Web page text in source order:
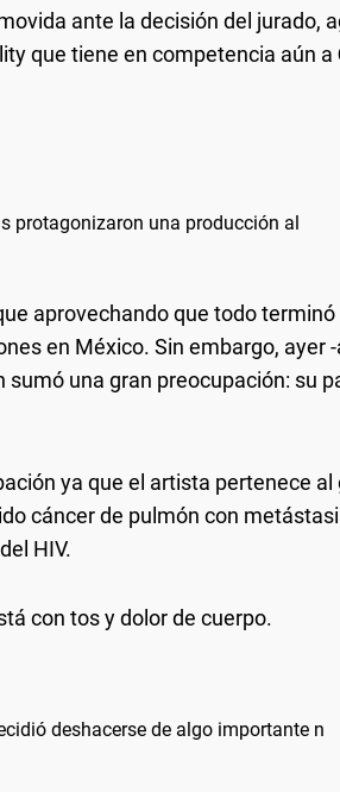
ante la decisión del jurado,
que tiene en competencia aún a
protagonizaron una producción al
aprovechando que todo
en México. Sin embargo, ayer
una gran preocupación: su
ya que el artista pertenece
cáncer de pulmón con
HIV.
con tos y dolor de cuerpo.
deshacerse de algo importante n